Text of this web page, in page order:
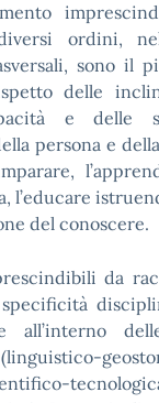
ordini,
sono il
delle
e delle
persona e
l’educare
del conoscere.
da
all’interno